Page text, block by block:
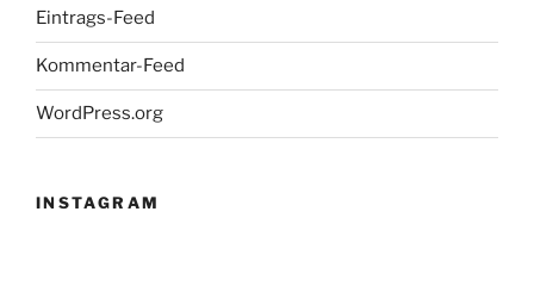
Eintrags-Feed
Kommentar-Feed
WordPress.org
INSTAGRAM